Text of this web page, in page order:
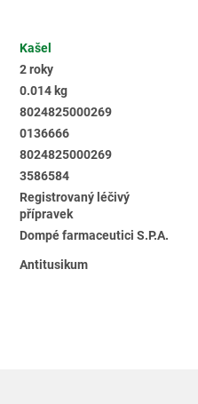
Kašel
2 roky
0.014 kg
8024825000269
0136666
8024825000269
3586584
Registrovaný léčivý
přípravek
Dompé farmaceutici S.P.A.
Antitusikum